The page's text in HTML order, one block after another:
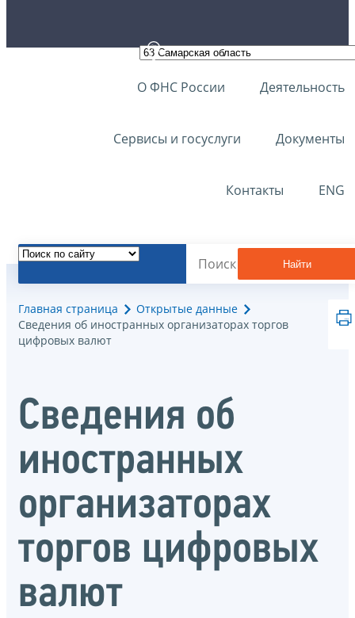
О ФНС России Деятельность
Сервисы и госуслуги Документы
Контакты ENG
Найти
Главная страница
Открытые данные
Сведения об иностранных организаторах торгов
цифровых валют
Сведения об
иностранных
организаторах
торгов цифровых
валют